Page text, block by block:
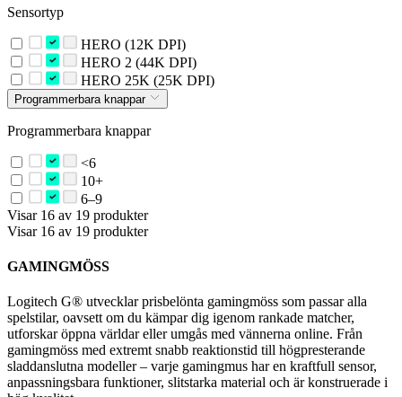
Sensortyp
HERO (12K DPI)
HERO 2 (44K DPI)
HERO 25K (25K DPI)
Programmerbara knappar
Programmerbara knappar
<6
10+
6–9
Visar 16 av 19 produkter
Visar 16 av 19 produkter
GAMINGMÖSS
Logitech G® utvecklar prisbelönta gamingmöss som passar alla
spelstilar, oavsett om du kämpar dig igenom rankade matcher,
utforskar öppna världar eller umgås med vännerna online. Från
gamingmöss med extremt snabb reaktionstid till högpresterande
sladdanslutna modeller – varje gamingmus har en kraftfull sensor,
anpassningsbara funktioner, slitstarka material och är konstruerade i